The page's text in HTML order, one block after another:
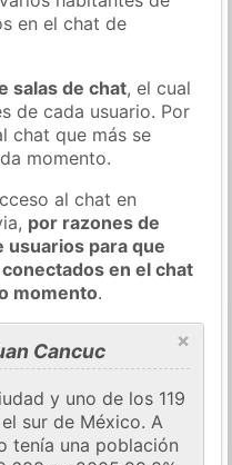
en el chat de
salas de chat, el cual
de cada usuario. Por
chat que más se
momento.
al chat en
por razones de
usuarios para que
en el chat
momento.
×
Cancuc
y uno de los 119
sur de México. A
tenía una población